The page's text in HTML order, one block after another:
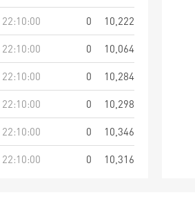
0
10,222
0
10,064
0
10,284
0
10,298
0
10,346
0 10,316